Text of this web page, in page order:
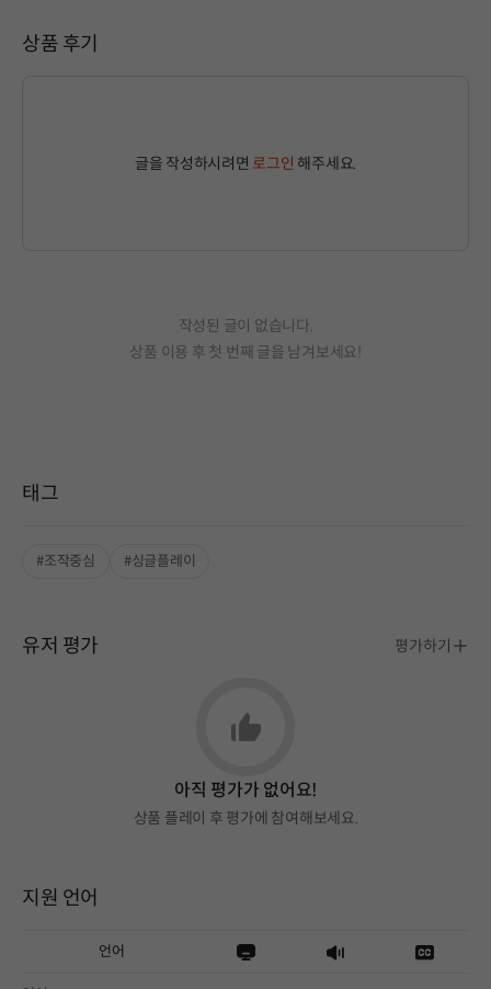
상품 후기
글을 작성하시려면 로그인 해주세요.
작성된 글이 없습니다.
상품 이용 후 첫 번째 글을 남겨보세요!
태그
#조작중심 #싱글플레이
유저 평가 평가하기
아직 평가가 없어요!
상품 플레이 후 평가에 참여해보세요.
지원 언어
언어